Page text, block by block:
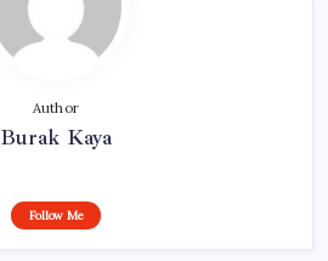
Author
Burak Kaya
Follow Me